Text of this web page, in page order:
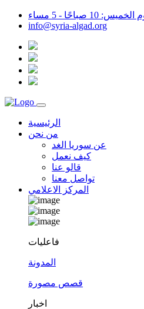
info@syria-algad.org
الرئيسية
من نحن
عن سوريا الغد
كيف نعمل
قالو عنا
تواصل معنا
المركز الاعلامي
فاعليات
المدونة
قصص مصورة
اخبار